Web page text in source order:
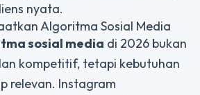
nyata.
Algoritma Sosial Media
sosial media di 2026 bukan
kompetitif, tetapi kebutuhan
relevan. Instagram